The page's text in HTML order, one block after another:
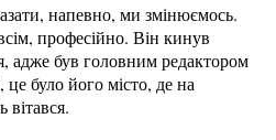
напевно, ми змінюємось.
професійно. Він кинув
адже був головним редактором
це було його місто, де на
вітався.